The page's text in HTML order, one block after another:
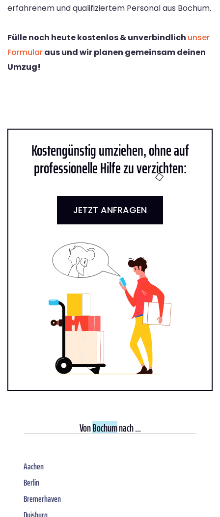
erfahrenem und qualifiziertem Personal aus Bochum.
Fülle noch heute kostenlos & unverbindlich unser
Formularaus und wir planen gemeinsam deinen
Umzug!
Kostengünstig umziehen, ohne auf
professionelle Hilfe zu verzichten:
JETZT ANFRAGEN
VonBochumnach ...
Aachen
Berlin
Bremerhaven